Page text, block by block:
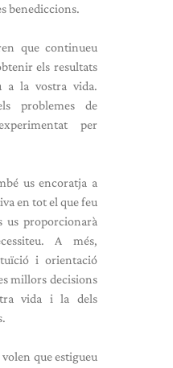
benediccions.
que continueu
els resultats
a la vostra vida.
problemes de
per
us encoratja a
en tot el que feu
us proporcionarà
A més,
i orientació
millors decisions
vida i la dels
que estigueu